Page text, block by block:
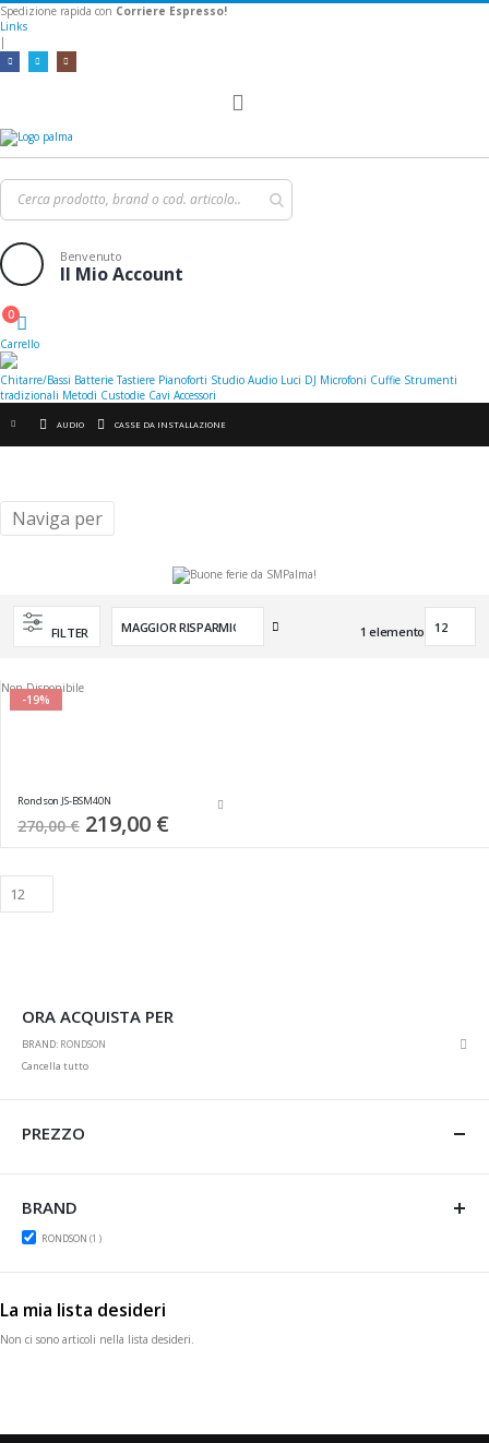
Spedizione rapida con Corriere Espresso!
Links
|
Benvenuto
Il Mio Account
Cart
0
Carrello
Chitarre/Bassi Batterie Tastiere Pianoforti Studio Audio Luci DJ Microfoni Cuffie Strumenti
tradizionali Metodi Custodie Cavi Accessori
AUDIO CASSE DA INSTALLAZIONE
FILTER
Imposta
1 elemento
-19%
Non Disponibile
Rondson JS-BSM40N
270,00 € Special
Price
219,00 €
Naviga per
ORA ACQUISTA PER
BRAND RONDSON
Cancella tutto
PREZZO
BRAND
RONDSON1item
La mia lista desideri
Non ci sono articoli nella lista desideri.